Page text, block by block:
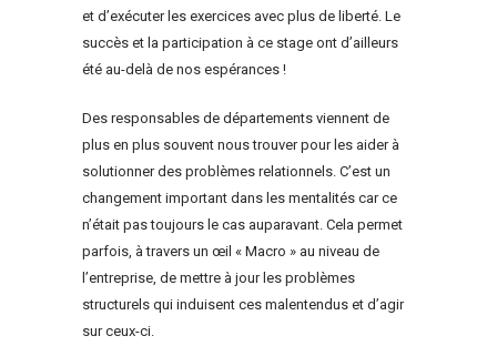
et d’exécuter les exercices avec plus de liberté. Le
succès et la participation à ce stage ont d’ailleurs
été au-delà de nos espérances !
Des responsables de départements viennent de
plus en plus souvent nous trouver pour les aider à
solutionner des problèmes relationnels. C’est un
changement important dans les mentalités car ce
n’était pas toujours le cas auparavant. Cela permet
parfois, à travers un œil « Macro » au niveau de
l’entreprise, de mettre à jour les problèmes
structurels qui induisent ces malentendus et d’agir
sur ceux-ci.